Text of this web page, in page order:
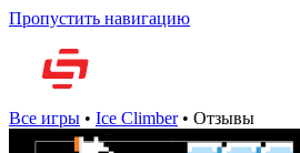
Пропустить навигацию
Все игры • Ice Climber• Отзывы